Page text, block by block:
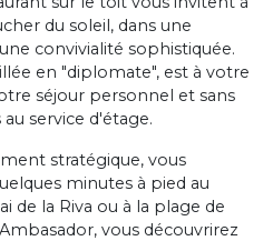
du soleil, dans une
convivialité sophistiquée.
en "diplomate", est à votre
séjour personnel et sans
service d'étage.
stratégique, vous
minutes à pied au
de la Riva ou à la plage de
vous découvrirez